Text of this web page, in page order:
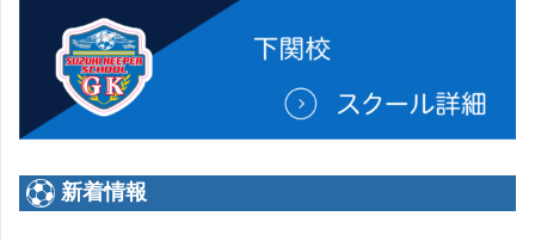
新着情報